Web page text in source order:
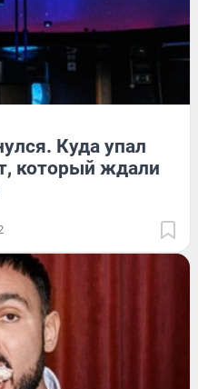
Куда упал
который ждали